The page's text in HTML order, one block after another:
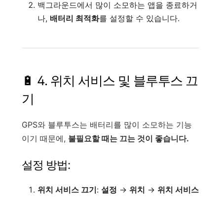
백그라운드에서 많이 소모하는 앱을 종료하거
나, 배터리 최적화를 설정할 수 있습니다.
🔋 4. 위치 서비스 및 블루투스 끄
기
GPS와 블루투스는 배터리를 많이 소모하는 기능
이기 때문에, 불필요할 때는 끄는 것이 좋습니다.
설정 방법:
위치 서비스 끄기: 설정 → 위치 → 위치 서비스